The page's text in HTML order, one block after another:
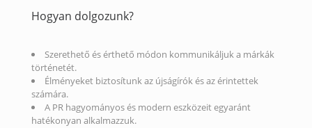
Hogyan dolgozunk?
Szerethető és érthető módon kommunikáljuk a márkák
történetét.
Élményeket biztosítunk az újságírók és az érintettek
számára.
A PR hagyományos és modern eszközeit egyaránt
hatékonyan alkalmazzuk.